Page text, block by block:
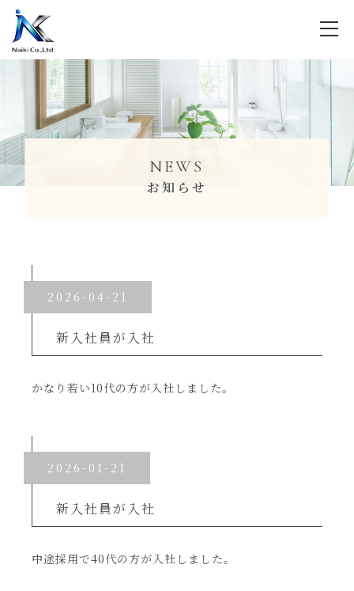
NEWS
お知らせ
2026-04-21
新入社員が入社
かなり若い10代の方が入社しました。
2026-01-21
新入社員が入社
中途採用で40代の方が入社しました。